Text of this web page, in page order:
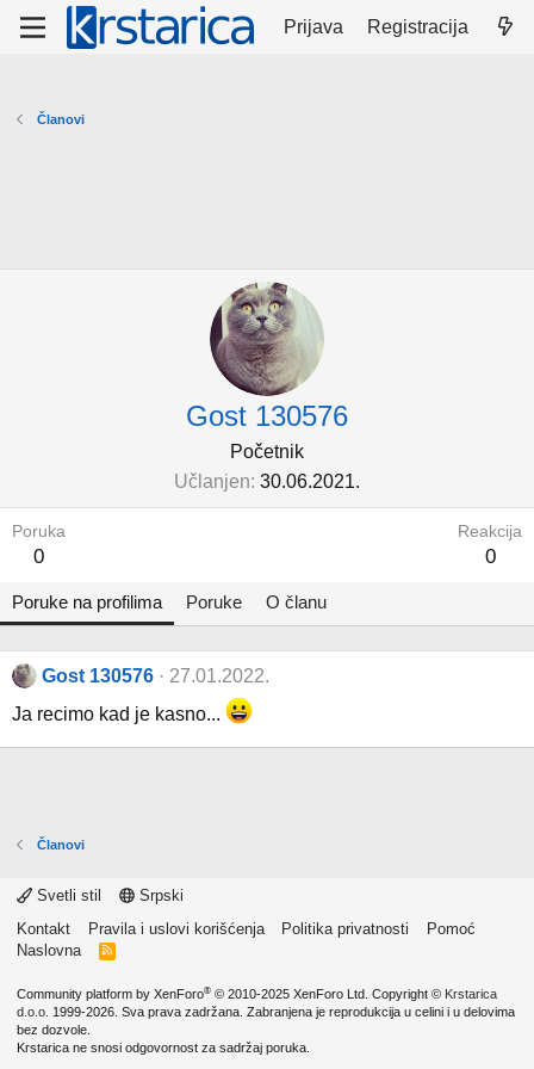
Prijava Registracija
Članovi
Gost 130576
Početnik
Učlanjen 30.06.2021.
Poruka
0
Reakcija
0
Poruke na profilima Poruke O članu
Gost 130576
27.01.2022.
Ja recimo kad je kasno...
Članovi
Svetli stil
Srpski
Kontakt
Pravila i uslovi korišćenja Politika privatnosti
Pomoć
Naslovna
R
Community platform by XenForo® © 2010-2025 XenForo Ltd. Copyright © Krstarica
d.o.o. 1999-2026. Sva prava zadržana. Zabranjena je reprodukcija u celini i u delovima
bez dozvole.
Krstarica ne snosi odgovornost za sadržaj poruka.